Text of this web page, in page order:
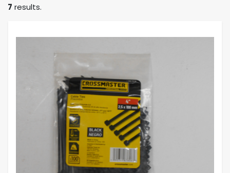
7 results.